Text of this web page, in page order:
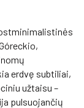
erdvę subtiliai,
užtaisu –
pulsuojančių